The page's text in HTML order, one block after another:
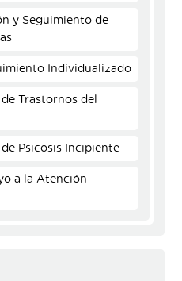
y Seguimiento de
Individualizado
Trastornos del
Psicosis Incipiente
a la Atención